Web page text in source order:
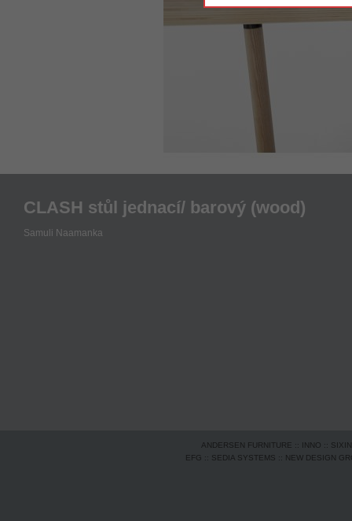
CLASH stůl jednací/ barový (wood)
Samuli Naamanka
ANDERSEN FURNITURE :: INNO ::
EFG :: SEDIA SYSTEMS :: NEW DESIGN